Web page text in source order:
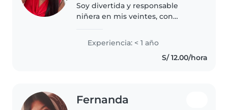
Soy divertida y responsable
niñera en mis veintes, con
música. Me encanta pasar
tiempo con niños de guardería y
primaria. Me siento cómoda
Experiencia: < 1 año
S/ 12.00/hora
Fernanda